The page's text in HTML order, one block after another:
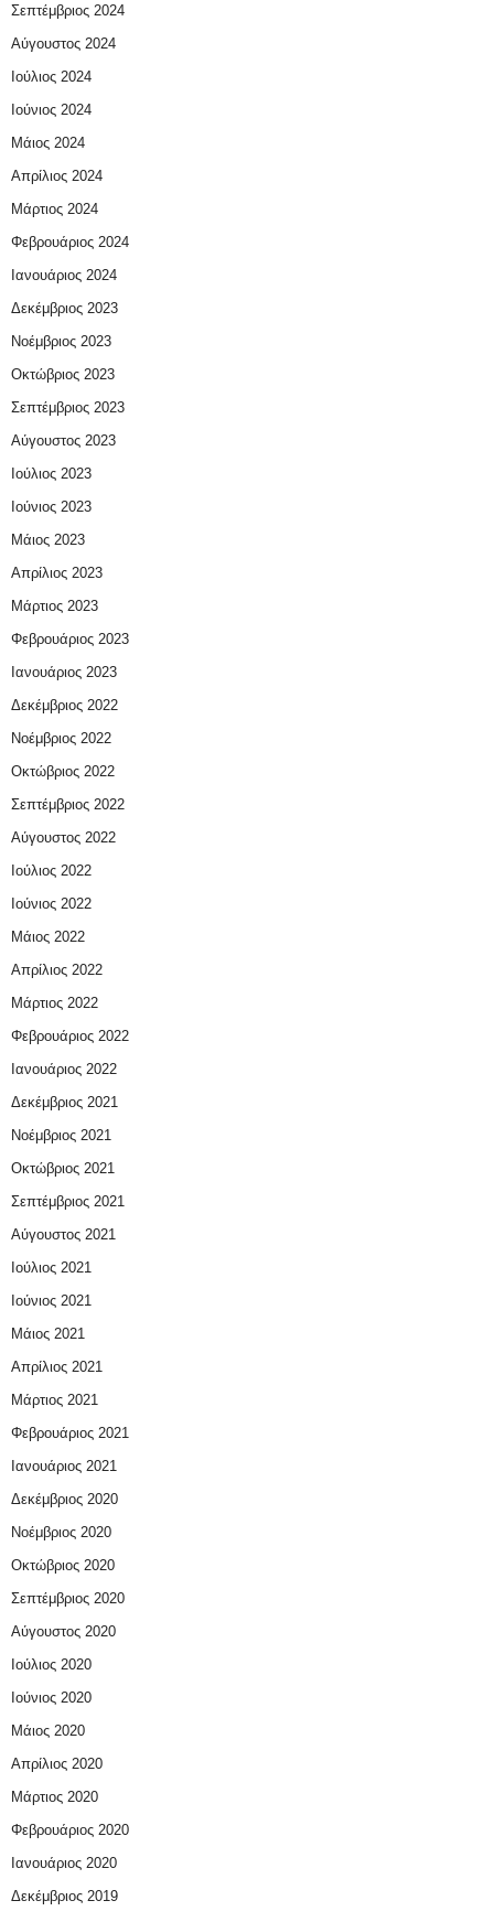
Σεπτέμβριος 2024
Αύγουστος 2024
Ιούλιος 2024
Ιούνιος 2024
Μάιος 2024
Απρίλιος 2024
Μάρτιος 2024
Φεβρουάριος 2024
Ιανουάριος 2024
Δεκέμβριος 2023
Νοέμβριος 2023
Οκτώβριος 2023
Σεπτέμβριος 2023
Αύγουστος 2023
Ιούλιος 2023
Ιούνιος 2023
Μάιος 2023
Απρίλιος 2023
Μάρτιος 2023
Φεβρουάριος 2023
Ιανουάριος 2023
Δεκέμβριος 2022
Νοέμβριος 2022
Οκτώβριος 2022
Σεπτέμβριος 2022
Αύγουστος 2022
Ιούλιος 2022
Ιούνιος 2022
Μάιος 2022
Απρίλιος 2022
Μάρτιος 2022
Φεβρουάριος 2022
Ιανουάριος 2022
Δεκέμβριος 2021
Νοέμβριος 2021
Οκτώβριος 2021
Σεπτέμβριος 2021
Αύγουστος 2021
Ιούλιος 2021
Ιούνιος 2021
Μάιος 2021
Απρίλιος 2021
Μάρτιος 2021
Φεβρουάριος 2021
Ιανουάριος 2021
Δεκέμβριος 2020
Νοέμβριος 2020
Οκτώβριος 2020
Σεπτέμβριος 2020
Αύγουστος 2020
Ιούλιος 2020
Ιούνιος 2020
Μάιος 2020
Απρίλιος 2020
Μάρτιος 2020
Φεβρουάριος 2020
Ιανουάριος 2020
Δεκέμβριος 2019